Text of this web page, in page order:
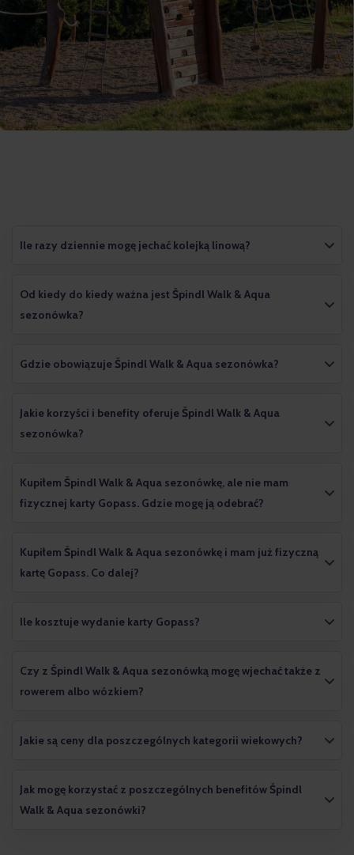
Ile razy dziennie mogę jechać kolejką linową?
Od kiedy do kiedy ważna jest Špindl Walk & Aqua
sezonówka?
Gdzie obowiązuje Špindl Walk & Aqua sezonówka?
Jakie korzyści i benefity oferuje Špindl Walk & Aqua
sezonówka?
Kupiłem Špindl Walk & Aqua sezonówkę, ale nie mam
fizycznej karty Gopass. Gdzie mogę ją odebrać?
Kupiłem Špindl Walk & Aqua sezonówkę i mam już fizyczną
kartę Gopass. Co dalej?
Ile kosztuje wydanie karty Gopass?
Czy z Špindl Walk & Aqua sezonówką mogę wjechać także z
rowerem albo wózkiem?
Jakie są ceny dla poszczególnych kategorii wiekowych?
Jak mogę korzystać z poszczególnych benefitów Špindl
Walk & Aqua sezonówki?